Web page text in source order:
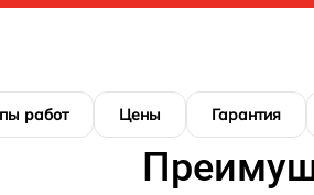
работ Цены Гарантия